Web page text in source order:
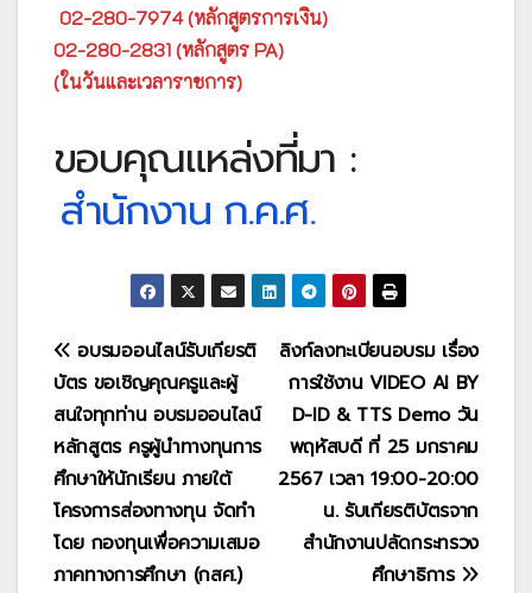
02-280-7974 (หลักสูตรการเงิน)
02-280-2831 (หลักสูตร PA)
(ในวันและเวลาราชการ)
ขอบคุณแหล่งที่มา :
สำนักงาน ก.ค.ศ.
แนะแนว
เรื่อง
ลิงก์ลงทะเบียนอบรม เรื่อง
การใช้งาน VIDEO AI BY
D-ID & TTS Demo วัน
พฤหัสบดี ที่ 25 มกราคม
2567 เวลา 19:00-20:00
น. รับเกียรติบัตรจาก
สำนักงานปลัดกระทรวง
ศึกษาธิการ
อบรมออนไลน์รับเกียรติ
บัตร ขอเชิญคุณครูและผู้
สนใจทุกท่าน อบรมออนไลน์
หลักสูตร ครูผู้นำทางทุนการ
ศึกษาให้นักเรียน ภายใต้
โครงการส่องทางทุน จัดทำ
โดย กองทุนเพื่อความเสมอ
ภาคทางการศึกษา (กสศ.)